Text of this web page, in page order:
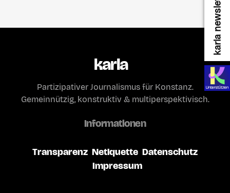
karla newsletter
karla
Partizipativer Journalismus für Konstanz.
Gemeinnützig, konstruktiv & multiperspektivisch.
Informationen
Transparenz Netiquette Datenschutz
Impressum